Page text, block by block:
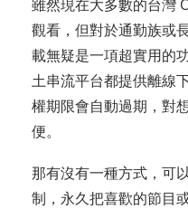
雖然現在大多數的台灣
觀看，但對於通勤族或
載無疑是一項超實用的
土串流平台都提供離線
權期限會自動過期，對
便。
那有沒有一種方式，可
制，永久把喜歡的節目